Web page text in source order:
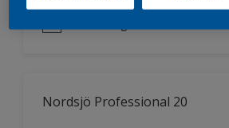
Nordsjö Professional 20